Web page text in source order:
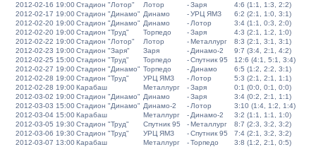
2012-02-16 19:00Стадион "Лотор" Лотор -Заря
4:6 (1:1, 1:3, 2:2)
2012-02-17 19:00Стадион "Динамо" Динамо -УРЦ ЯМЗ
6:2 (2:1, 1:0, 3:1)
2012-02-20 19:00Стадион "Динамо" Динамо - Лотор
3:4 (1:1, 0:3, 2:0)
2012-02-20 19:00Стадион "Труд" Торпедо -Заря
4:3 (2:1, 1:2, 1:0)
2012-02-22 19:00Стадион "Лотор" Лотор -Металлург
8:3 (2:1, 3:1, 3:1)
2012-02-23 19:00Стадион "Заря" Заря - Динамо-2
9:7 (3:4, 2:1, 4:2)
2012-02-25 15:00Стадион "Труд" Торпедо -Спутник 95
12:6 (4:1, 5:1, 3:4)
2012-02-27 19:00Стадион "Динамо" Торпедо - Динамо
6:5 (1:2, 2:2, 3:1)
2012-02-28 19:00Стадион "Труд" УРЦ ЯМЗ - Лотор
5:3 (2:1, 2:1, 1:1)
2012-02-28 19:00Карабаш Металлург -Заря
0:1 (0:0, 0:1, 0:0)
2012-03-02 19:00Стадион "Динамо" Динамо -Заря
3:4 (0:2, 2:1, 1:1)
2012-03-03 15:00Стадион "Динамо" Динамо-2 - Лотор
3:10 (1:4, 1:2, 1:4)
2012-03-04 15:00Карабаш Металлург - Динамо-2
3:2 (1:1, 1:1, 1:0)
2012-03-05 19:30Стадион "Труд" Спутник 95 -Металлург
8:7 (2:3, 3:2, 3:2)
2012-03-06 19:30Стадион "Труд" УРЦ ЯМЗ -Спутник 95
7:4 (2:1, 3:2, 3:2)
2012-03-07 13:00Карабаш Металлург -Торпедо
3:8 (1:2, 2:1, 0:5)